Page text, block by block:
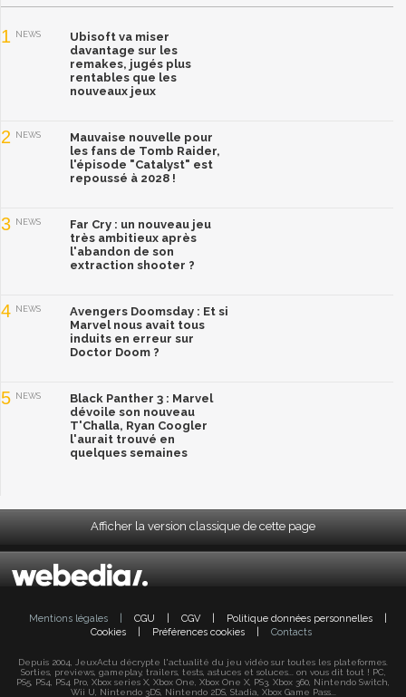
1 NEWS
Ubisoft va miser
davantage sur les
remakes, jugés plus
rentables que les
nouveaux jeux
2 NEWS
Mauvaise nouvelle pour
les fans de Tomb Raider,
l'épisode "Catalyst" est
repoussé à 2028 !
3 NEWS
Far Cry : un nouveau jeu
très ambitieux après
l'abandon de son
extraction shooter ?
4 NEWS
Avengers Doomsday : Et si
Marvel nous avait tous
induits en erreur sur
Doctor Doom ?
5 NEWS
Black Panther 3 : Marvel
dévoile son nouveau
T'Challa, Ryan Coogler
l'aurait trouvé en
quelques semaines
Afficher la version classique de cette page
Mentions légales CGU CGV Politique données personnelles
Cookies
Préférences cookies Contacts
Depuis 2004, JeuxActu décrypte l'actualité du jeu vidéo sur toutes les plateformes.
Sorties, previews, gameplay, trailers, tests, astuces et soluces... on vous dit tout ! PC,
PS5, PS4, PS4 Pro, Xbox series X, Xbox One, Xbox One X, PS3, Xbox 360, Nintendo Switch,
Wii U, Nintendo 3DS, Nintendo 2DS, Stadia, Xbox Game Pass...